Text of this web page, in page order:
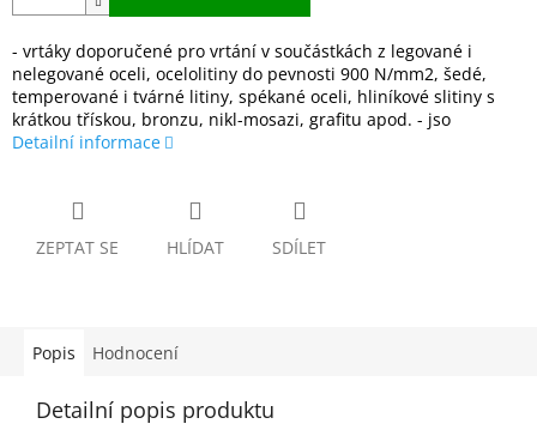
- vrtáky doporučené pro vrtání v součástkách z legované i
nelegované oceli, ocelolitiny do pevnosti 900 N/mm2, šedé,
temperované i tvárné litiny, spékané oceli, hliníkové slitiny s
krátkou třískou, bronzu, nikl-mosazi, grafitu apod. - jso
Detailní informace
ZEPTAT SE HLÍDAT SDÍLET
Popis Hodnocení
Detailní popis produktu